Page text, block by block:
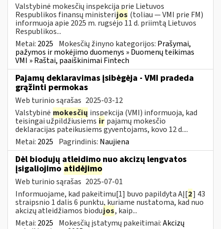
Valstybinė mokesčių inspekcija prie Lietuvos
Respublikos finansų ministerijos (toliau — VMI prie FM)
informuoja apie 2025 m. rugsėjo 11 d. priimtą Lietuvos
Respublikos...
Metai: 2025 Mokesčių žinyno kategorijos: Prašymai,
pažymos ir mokėjimo duomenys » Duomenų teikimas
VMI » Raštai, paaiškinimai Fintech
Pajamų deklaravimas įsibėgėja - VMI pradeda
grąžinti permokas
Web turinio sąrašas 2025-03-12
Valstybinė mokesčių inspekcija (VMI) informuoja, kad
teisingai užpildžiusiems ir pajamų mokesčio
deklaracijas pateikusiems gyventojams, kovo 12 d....
Metai: 2025 Pagrindinis: Naujiena
Dėl biodujų atleidimo nuo akcizų lengvatos
įsigaliojimo atidėjimo
Web turinio sąrašas 2025-07-01
Informuojame, kad pakeitimu[1] buvo papildyta AĮ[2] 43
straipsnio 1 dalis 6 punktu, kuriame nustatoma, kad nuo
akcizų atleidžiamos biodujos, kaip...
Metai: 2025 Mokesčių įstatymų pakeitimai:Akcizų